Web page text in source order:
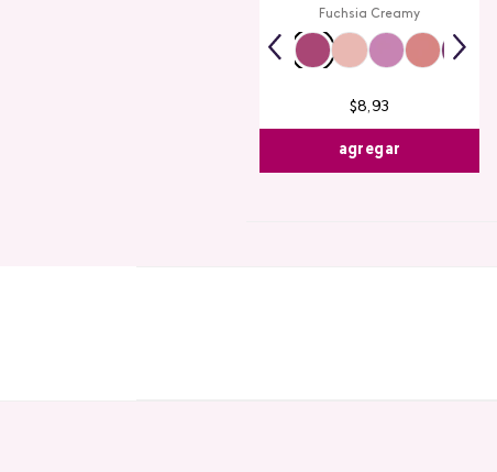
Fuchsia Creamy
$8,93
agregar